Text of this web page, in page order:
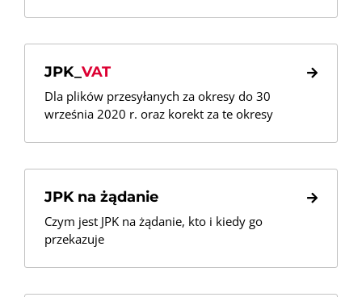
JPK_ VAT
Dla plików przesyłanych za okresy do 30
września 2020 r. oraz korekt za te okresy
JPK na żądanie
Czym jest JPK na żądanie, kto i kiedy go
przekazuje